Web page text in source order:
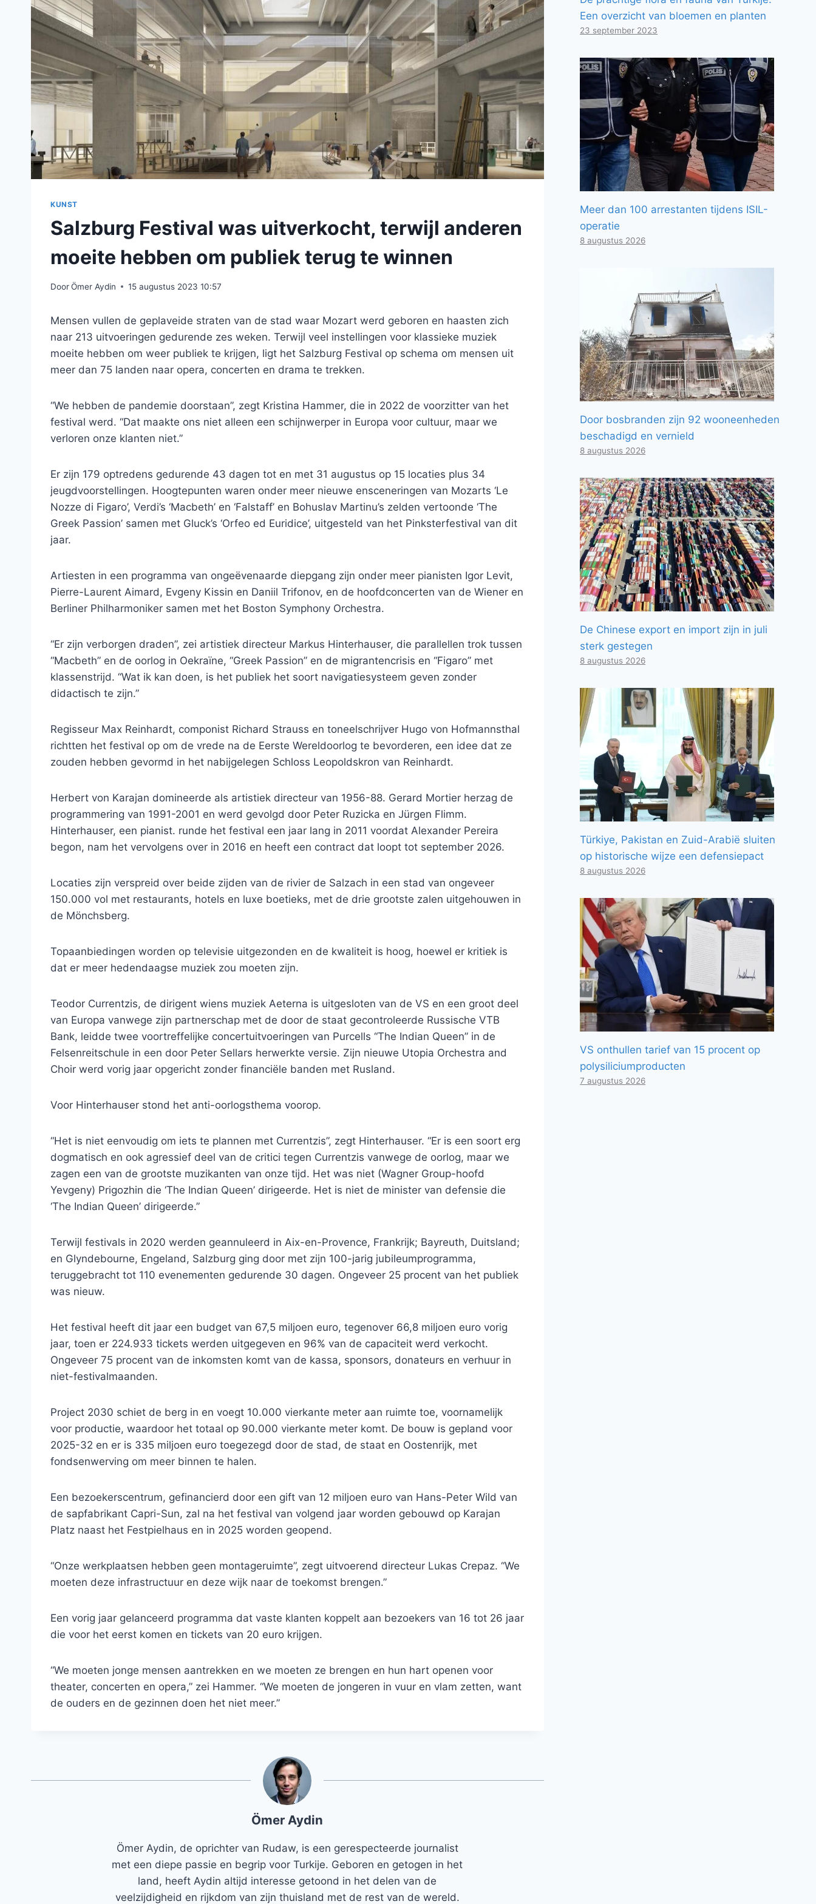
KUNST
Salzburg Festival was uitverkocht, terwijl anderen
moeite hebben om publiek terug te winnen
DoorÖmer Aydin 15 augustus 2023 10:57
Mensen vullen de geplaveide straten van de stad waar Mozart werd geboren en haasten zich
naar 213 uitvoeringen gedurende zes weken. Terwijl veel instellingen voor klassieke muziek
moeite hebben om weer publiek te krijgen, ligt het Salzburg Festival op schema om mensen uit
meer dan 75 landen naar opera, concerten en drama te trekken.
“We hebben de pandemie doorstaan”, zegt Kristina Hammer, die in 2022 de voorzitter van het
festival werd. “Dat maakte ons niet alleen een schijnwerper in Europa voor cultuur, maar we
verloren onze klanten niet.”
Er zijn 179 optredens gedurende 43 dagen tot en met 31 augustus op 15 locaties plus 34
jeugdvoorstellingen. Hoogtepunten waren onder meer nieuwe ensceneringen van Mozarts ‘Le
Nozze di Figaro’, Verdi’s ‘Macbeth’ en ‘Falstaff’ en Bohuslav Martinu’s zelden vertoonde ‘The
Greek Passion’ samen met Gluck’s ‘Orfeo ed Euridice’, uitgesteld van het Pinksterfestival van dit
jaar.
Artiesten in een programma van ongeëvenaarde diepgang zijn onder meer pianisten Igor Levit,
Pierre-Laurent Aimard, Evgeny Kissin en Daniil Trifonov, en de hoofdconcerten van de Wiener en
Berliner Philharmoniker samen met het Boston Symphony Orchestra.
“Er zijn verborgen draden”, zei artistiek directeur Markus Hinterhauser, die parallellen trok tussen
“Macbeth” en de oorlog in Oekraïne, “Greek Passion” en de migrantencrisis en “Figaro” met
klassenstrijd. “Wat ik kan doen, is het publiek het soort navigatiesysteem geven zonder
didactisch te zijn.”
Regisseur Max Reinhardt, componist Richard Strauss en toneelschrijver Hugo von Hofmannsthal
richtten het festival op om de vrede na de Eerste Wereldoorlog te bevorderen, een idee dat ze
zouden hebben gevormd in het nabijgelegen Schloss Leopoldskron van Reinhardt.
Herbert von Karajan domineerde als artistiek directeur van 1956-88. Gerard Mortier herzag de
programmering van 1991-2001 en werd gevolgd door Peter Ruzicka en Jürgen Flimm.
Hinterhauser, een pianist. runde het festival een jaar lang in 2011 voordat Alexander Pereira
begon, nam het vervolgens over in 2016 en heeft een contract dat loopt tot september 2026.
Locaties zijn verspreid over beide zijden van de rivier de Salzach in een stad van ongeveer
150.000 vol met restaurants, hotels en luxe boetieks, met de drie grootste zalen uitgehouwen in
de Mönchsberg.
Topaanbiedingen worden op televisie uitgezonden en de kwaliteit is hoog, hoewel er kritiek is
dat er meer hedendaagse muziek zou moeten zijn.
Teodor Currentzis, de dirigent wiens muziek Aeterna is uitgesloten van de VS en een groot deel
van Europa vanwege zijn partnerschap met de door de staat gecontroleerde Russische VTB
Bank, leidde twee voortreffelijke concertuitvoeringen van Purcells “The Indian Queen” in de
Felsenreitschule in een door Peter Sellars herwerkte versie. Zijn nieuwe Utopia Orchestra and
Choir werd vorig jaar opgericht zonder financiële banden met Rusland.
Voor Hinterhauser stond het anti-oorlogsthema voorop.
“Het is niet eenvoudig om iets te plannen met Currentzis”, zegt Hinterhauser. “Er is een soort erg
dogmatisch en ook agressief deel van de critici tegen Currentzis vanwege de oorlog, maar we
zagen een van de grootste muzikanten van onze tijd. Het was niet (Wagner Group-hoofd
Yevgeny) Prigozhin die ‘The Indian Queen’ dirigeerde. Het is niet de minister van defensie die
‘The Indian Queen’ dirigeerde.”
Terwijl festivals in 2020 werden geannuleerd in Aix-en-Provence, Frankrijk; Bayreuth, Duitsland;
en Glyndebourne, Engeland, Salzburg ging door met zijn 100-jarig jubileumprogramma,
teruggebracht tot 110 evenementen gedurende 30 dagen. Ongeveer 25 procent van het publiek
was nieuw.
Het festival heeft dit jaar een budget van 67,5 miljoen euro, tegenover 66,8 miljoen euro vorig
jaar, toen er 224.933 tickets werden uitgegeven en 96% van de capaciteit werd verkocht.
Ongeveer 75 procent van de inkomsten komt van de kassa, sponsors, donateurs en verhuur in
niet-festivalmaanden.
Project 2030 schiet de berg in en voegt 10.000 vierkante meter aan ruimte toe, voornamelijk
voor productie, waardoor het totaal op 90.000 vierkante meter komt. De bouw is gepland voor
2025-32 en er is 335 miljoen euro toegezegd door de stad, de staat en Oostenrijk, met
fondsenwerving om meer binnen te halen.
Een bezoekerscentrum, gefinancierd door een gift van 12 miljoen euro van Hans-Peter Wild van
de sapfabrikant Capri-Sun, zal na het festival van volgend jaar worden gebouwd op Karajan
Platz naast het Festpielhaus en in 2025 worden geopend.
“Onze werkplaatsen hebben geen montageruimte”, zegt uitvoerend directeur Lukas Crepaz. “We
moeten deze infrastructuur en deze wijk naar de toekomst brengen.”
Een vorig jaar gelanceerd programma dat vaste klanten koppelt aan bezoekers van 16 tot 26 jaar
die voor het eerst komen en tickets van 20 euro krijgen.
“We moeten jonge mensen aantrekken en we moeten ze brengen en hun hart openen voor
theater, concerten en opera,” zei Hammer. “We moeten de jongeren in vuur en vlam zetten, want
de ouders en de gezinnen doen het niet meer.”
Ömer Aydin
Ömer Aydin, de oprichter van Rudaw, is een gerespecteerde journalist
met een diepe passie en begrip voor Turkije. Geboren en getogen in het
land, heeft Aydin altijd interesse getoond in het delen van de
veelzijdigheid en rijkdom van zijn thuisland met de rest van de wereld.
Een overzicht van bloemen en planten
23 september 2023
Meer dan 100 arrestanten tijdens ISIL-
operatie
8 augustus 2026
Door bosbranden zijn 92 wooneenheden
beschadigd en vernield
8 augustus 2026
De Chinese export en import zijn in juli
sterk gestegen
8 augustus 2026
Türkiye, Pakistan en Zuid-Arabië sluiten
op historische wijze een defensiepact
8 augustus 2026
VS onthullen tarief van 15 procent op
polysiliciumproducten
7 augustus 2026